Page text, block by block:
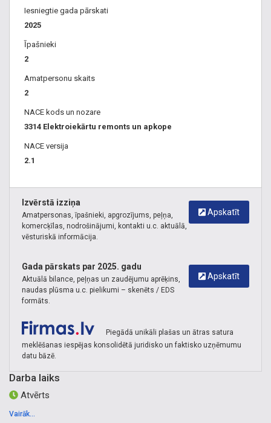
izgatavošana, robežu atjaunošana, zemes transformācijas
plāns, kadastrālā uzmērīšana, aizsargjoslu noteikšana,
derīgo izrakteņu laukumu platības uzmērīšana un apjomu
aprēķināšana, kartogrāfija, topogrāfijas plāns, zemes
robežu uzmērīšana, zemes ierīcība, zemes ierīkošana,
zemes uzmērīšana, ģeodēziskā kontrolkartēšana,
izpildshēmas, būves novietnes kartes, izpilduzmērījumi,
izpilduzmērījumu veikšana, shēmu sagatavošana, būvasis,
plāni par īpašumu, celtniecības darbu, ģeodēziskā
inženierkomunikāciju nospraušana, inženierkomunikāciju
noteikšana, inženierkomunikāciju detalizācija, GPS
atbalstpunktu ierīkošana, reperu ierīkošana, augstuma
punktu ierīkošana, ģeodēzisko atbalsta tīklu ierīkošana,
aprēķināšana, platību noteikšana, aizsargjoslu noteikšana
Iesniegtie gada pārskati
2025
Īpašnieki
2
Amatpersonu skaits
2
NACE kods un nozare
3314 Elektroiekārtu remonts un apkope
NACE versija
2.1
Apskatīt
Izvērstā izziņa
Amatpersonas, īpašnieki, apgrozījums, peļņa,
komercķīlas, nodrošinājumi, kontakti u.c. aktuālā,
vēsturiskā informācija.
Apskatīt
Gada pārskats par 2025. gadu
Aktuālā bilance, peļņas un zaudējumu aprēķins,
naudas plūsma u.c. pielikumi – skenēts / EDS
formāts.
Piegādā unikāli plašas un ātras satura
meklēšanas iespējas konsolidētā juridisko un faktisko uzņēmumu
datu bāzē.
Darba laiks
Atvērts
Vairāk...